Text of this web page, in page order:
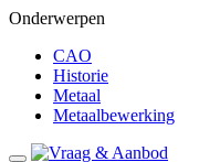
Onderwerpen
CAO
Historie
Metaal
Metaalbewerking